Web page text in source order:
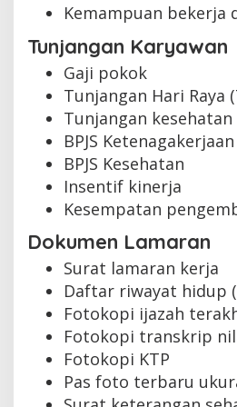
Kemampuan bekerja
Tunjangan Karyawan
Gaji pokok
Tunjangan Hari Raya
Tunjangan kesehatan
BPJS Ketenagakerjaan
BPJS Kesehatan
Insentif kinerja
Kesempatan
Dokumen Lamaran
Surat lamaran kerja
Daftar riwayat hidup
Fotokopi ijazah
Fotokopi transkrip
Fotokopi KTP
Pas foto terbaru